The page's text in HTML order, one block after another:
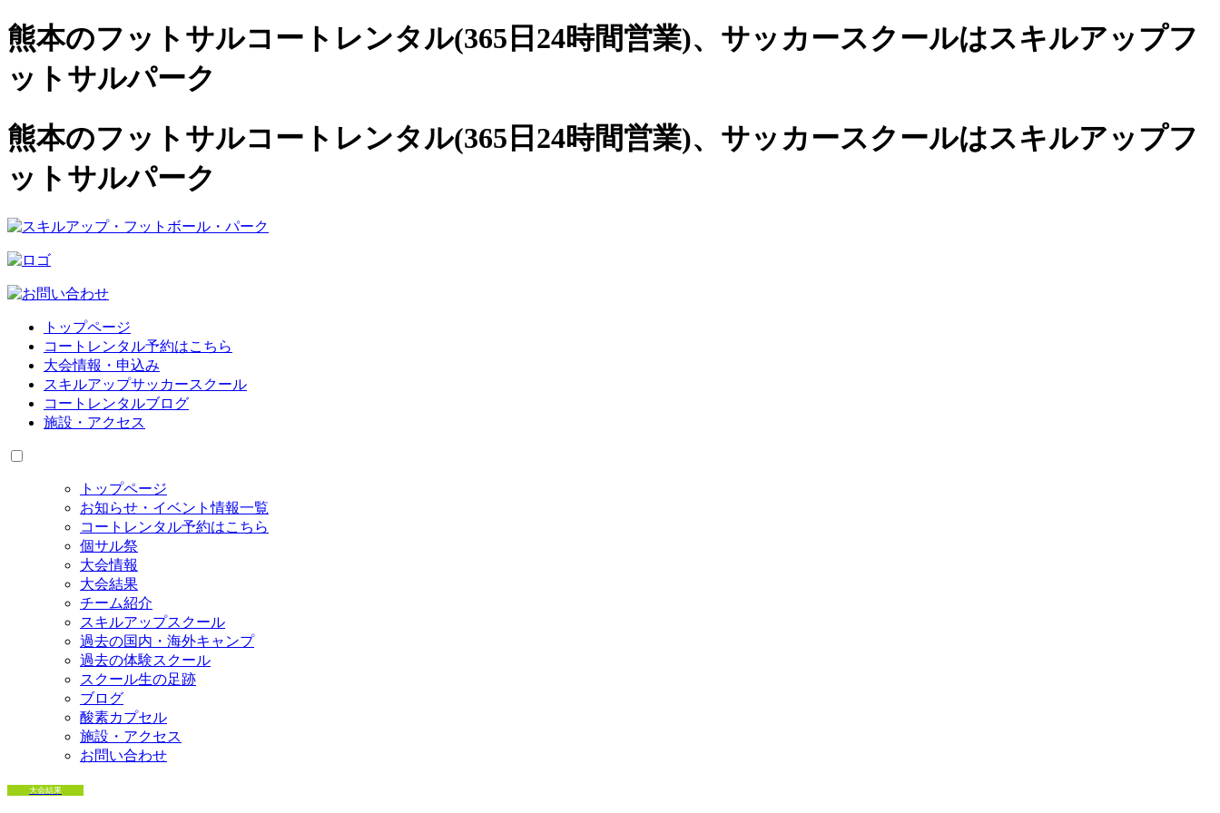
熊本のフットサルコートレンタル(365日24時間営業)、 サッカースクールはスキルアップフ
ットサルパーク
熊本のフットサルコートレンタル(365日24時間営業)、サッカースクールはスキルアップフ
ットサルパーク
トップページ
コートレンタル予約はこちら
大会情報・申込み
スキルアップサッカースクール
コートレンタルブログ
施設・アクセス
トップページ
お知らせ・イベント情報一覧
コートレンタル予約はこちら
個サル祭
大会情報
大会結果
チーム紹介
スキルアップスクール
過去の国内・海外キャンプ
過去の体験スクール
スクール生の足跡
ブログ
酸素カプセル
施設・アクセス
お問い合わせ
大会結果